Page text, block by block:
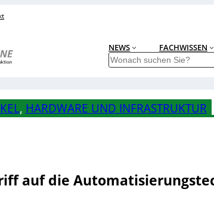
NEWS FACHWISSEN
S
h
e
, HARDWARE UND INFRASTRUKTUR
auf die